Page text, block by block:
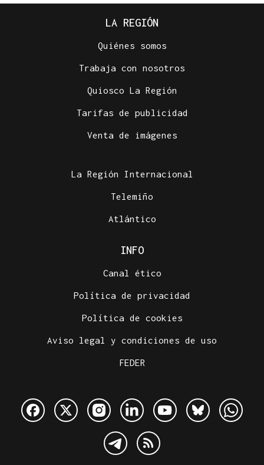
LA REGIÓN
Quiénes somos
Trabaja con nosotros
Quiosco La Región
Tarifas de publicidad
Venta de imágenes
La Región Internacional
Telemiño
Atlántico
INFO
Canal ético
Política de privacidad
Política de cookies
Aviso legal y condiciones de uso
FEDER